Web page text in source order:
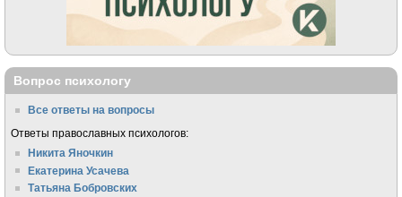
Вопрос психологу
Все ответы на вопросы
Ответы православных психологов:
Никита Яночкин
Екатерина Усачева
Татьяна Бобровских